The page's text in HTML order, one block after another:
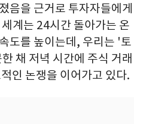
음을 근거로 투자자들에게
계는 24시간 돌아가는 온
도를 높이는데, 우리는 '토
채 저녁 시간에 주식 거래
인 논쟁을 이어가고 있다.